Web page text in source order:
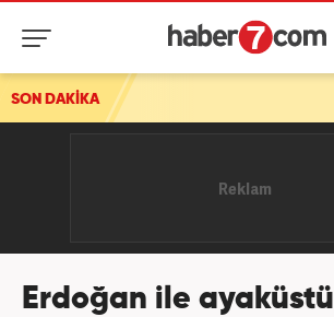
SON DAKİKA
Erdoğan ile ayaküstü